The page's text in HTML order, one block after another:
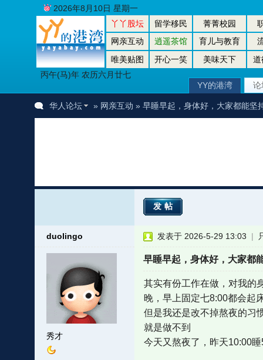
丫丫股坛 留学移民 菁菁校园
网亲互动
逍遥茶馆 育儿与教育
唯美贴图
开心一笑 美味天下
道
丙午(马)年 农历六月廿七
2026年8月10日 星期一
YY的港湾 论
华人论坛 » 网亲互动 » 早睡早起，身体好，大家都能坚
发帖
duolingo
秀才
发表于 2026-5-29 13:03 |
早睡早起，身体好，大家都
其实有份工作在做，对我的
晚，早上固定七8:00都会起
但是我还是改不掉熬夜的习
就是做不到
今天又熬夜了，昨天10:00